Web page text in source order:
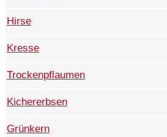
Hirse
Kresse
Trockenpflaumen
Kichererbsen
Grünkern